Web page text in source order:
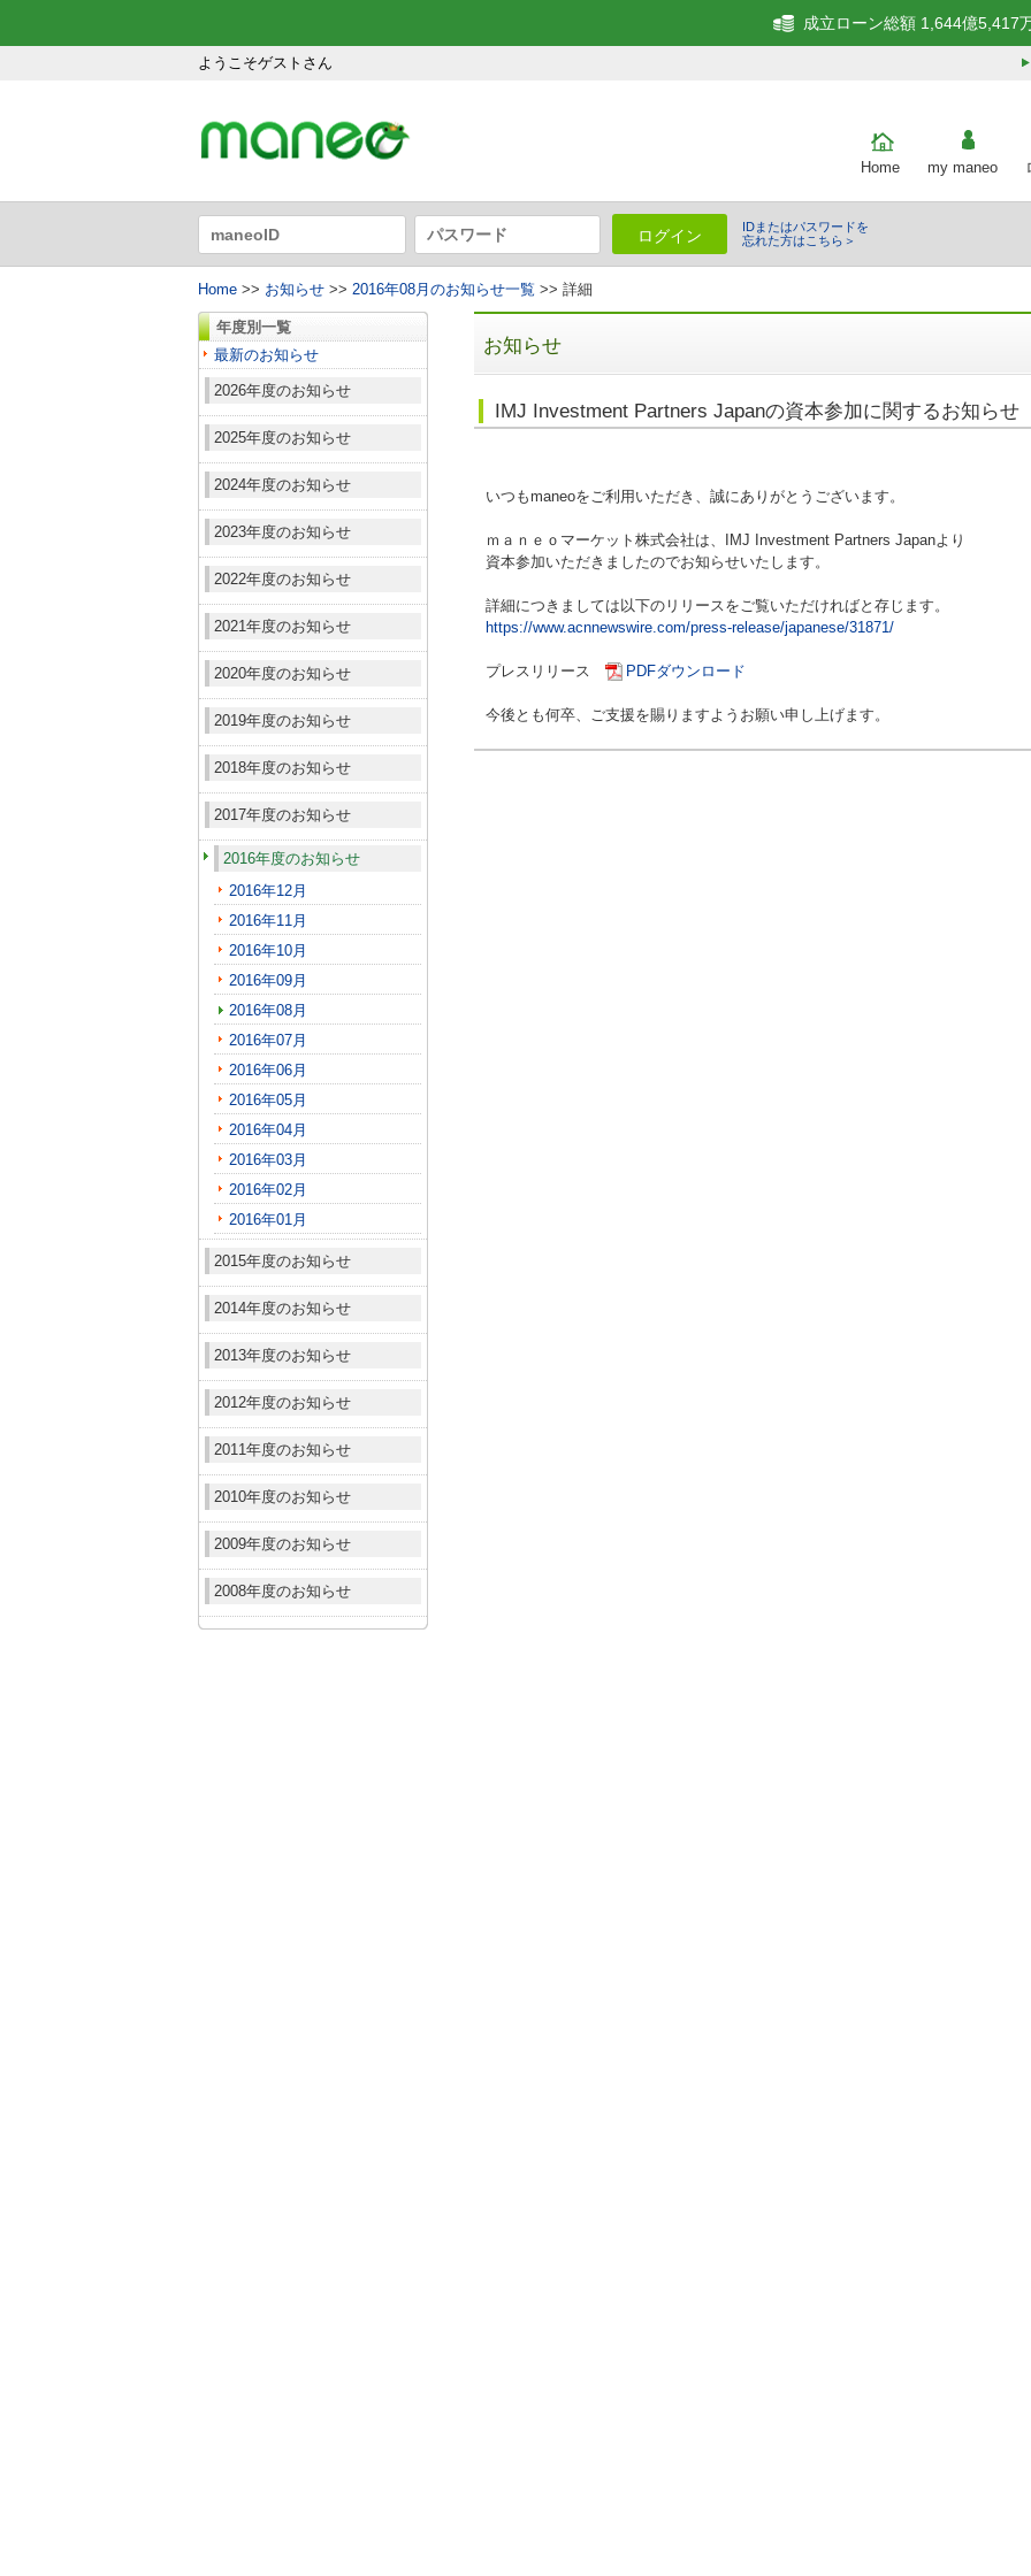
ようこそゲストさん
成立ローン総額 1,644億5,417
Home my maneo
ログイン
IDまたはパスワードを
忘れた方はこちら＞
Home >> お知らせ >> 2016年08月のお知らせ一覧 >> 詳細
年度別一覧
最新のお知らせ
2026年度のお知らせ
2025年度のお知らせ
2024年度のお知らせ
2023年度のお知らせ
2022年度のお知らせ
2021年度のお知らせ
2020年度のお知らせ
2019年度のお知らせ
2018年度のお知らせ
2017年度のお知らせ
2016年度のお知らせ
2016年12月
2016年11月
2016年10月
2016年09月
2016年08月
2016年07月
2016年06月
2016年05月
2016年04月
2016年03月
2016年02月
2016年01月
2015年度のお知らせ
2014年度のお知らせ
2013年度のお知らせ
2012年度のお知らせ
2011年度のお知らせ
2010年度のお知らせ
2009年度のお知らせ
2008年度のお知らせ
お知らせ
IMJ Investment Partners Japanの資本参加に関するお知らせ
いつもmaneoをご利用いただき、誠にありがとうございます。
ｍａｎｅｏマーケット株式会社は、IMJ Investment Partners Japanより
資本参加いただきましたのでお知らせいたします。
詳細につきましては以下のリリースをご覧いただければと存じます。
https://www.acnnewswire.com/press-release/japanese/31871/
プレスリリース PDFダウンロード
今後とも何卒、ご支援を賜りますようお願い申し上げます。